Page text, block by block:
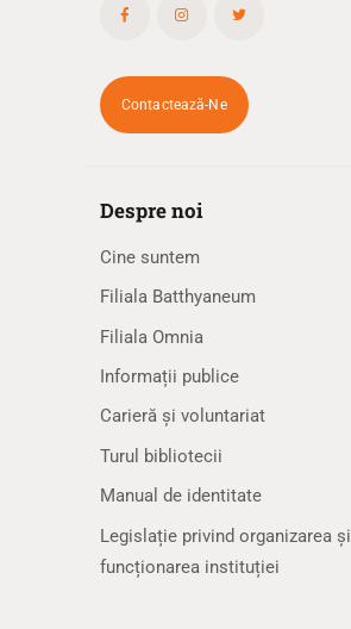
Contactează-Ne
Despre noi
Cine suntem
Filiala Batthyaneum
Filiala Omnia
Informații publice
Carieră și voluntariat
Turul bibliotecii
Manual de identitate
Legislație privind organizarea și
funcționarea instituției